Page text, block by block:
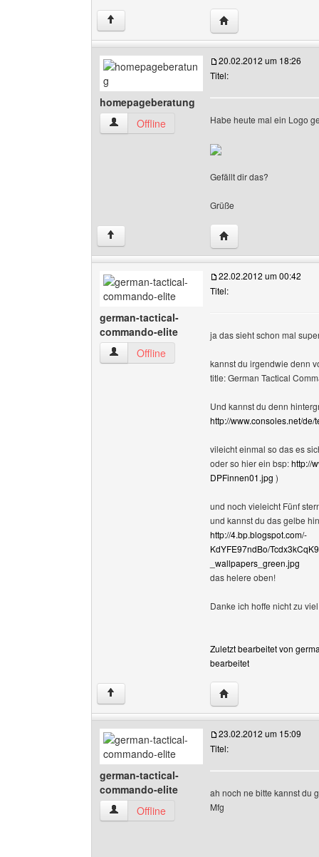
↑ Website dieses
homepageberatung
homepageberatung Benutzer-Profile anzeigen
Offline
20.02.2012 um 18:26
Titel:
Habe heute mal ein Logo
Gefällt dir das?
Grüße
↑ Website dieses
german-tactical-
commando-elite
german-tactical-commando-elite Benutzer-
Offline
22.02.2012 um 00:42
Titel:
ja das sieht schon mal
kannst du irgendwie denn
title: German Tactical
Und kannst du denn
http://www.consoles.net/
vileicht einmal so das es
oder so hier ein bsp:http://
DPFinnen01.jpg )
und noch vieleicht Fünf
und kannst du das gelbe
http://4.bp.blogspot.com/-
KdYFE97ndBo/
_wallpapers_green.jpg
das helere oben!
Danke ich hoffe nicht zu
Zuletzt bearbeitet von
bearbeitet
↑ Website dieses
german-tactical-
commando-elite
german-tactical-commando-elite Benutzer-
Offline
23.02.2012 um 15:09
Titel:
ah noch ne bitte kannst du
Mfg